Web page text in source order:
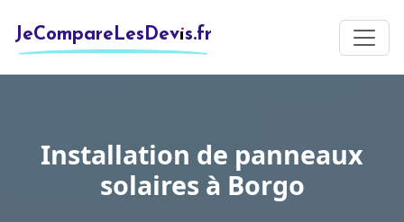
JeCompareLesDevis.fr
Installation de panneaux
solaires à Borgo